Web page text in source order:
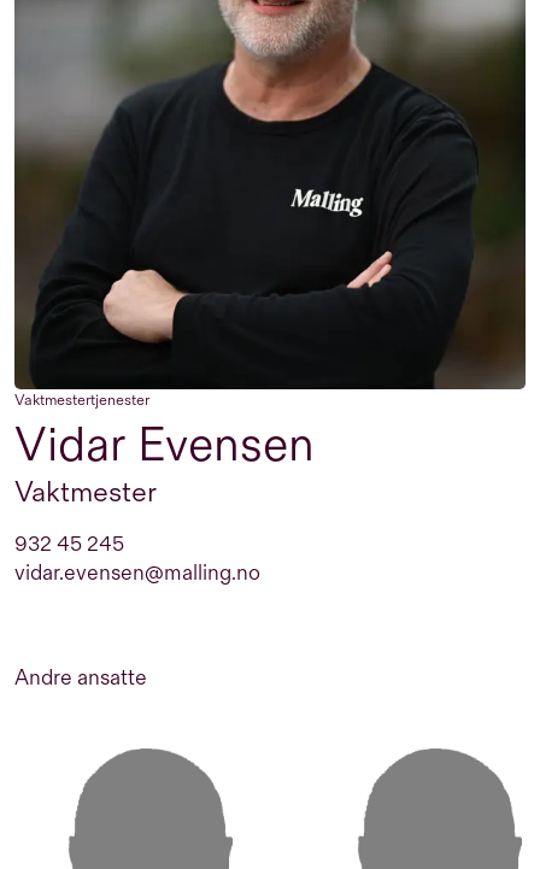
Vaktmestertjenester
Vidar Evensen
Vaktmester
932 45 245
vidar.evensen@malling.no
Andre ansatte